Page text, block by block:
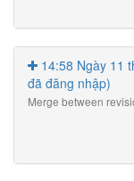
14:58 Ngày 11
đã đăng nhập)
Merge between